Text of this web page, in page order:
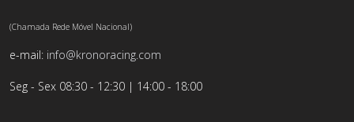
(Chamada Rede Móvel Nacional)
e-mail: info@kronoracing.com
Seg - Sex 08:30 - 12:30 | 14:00 - 18:00